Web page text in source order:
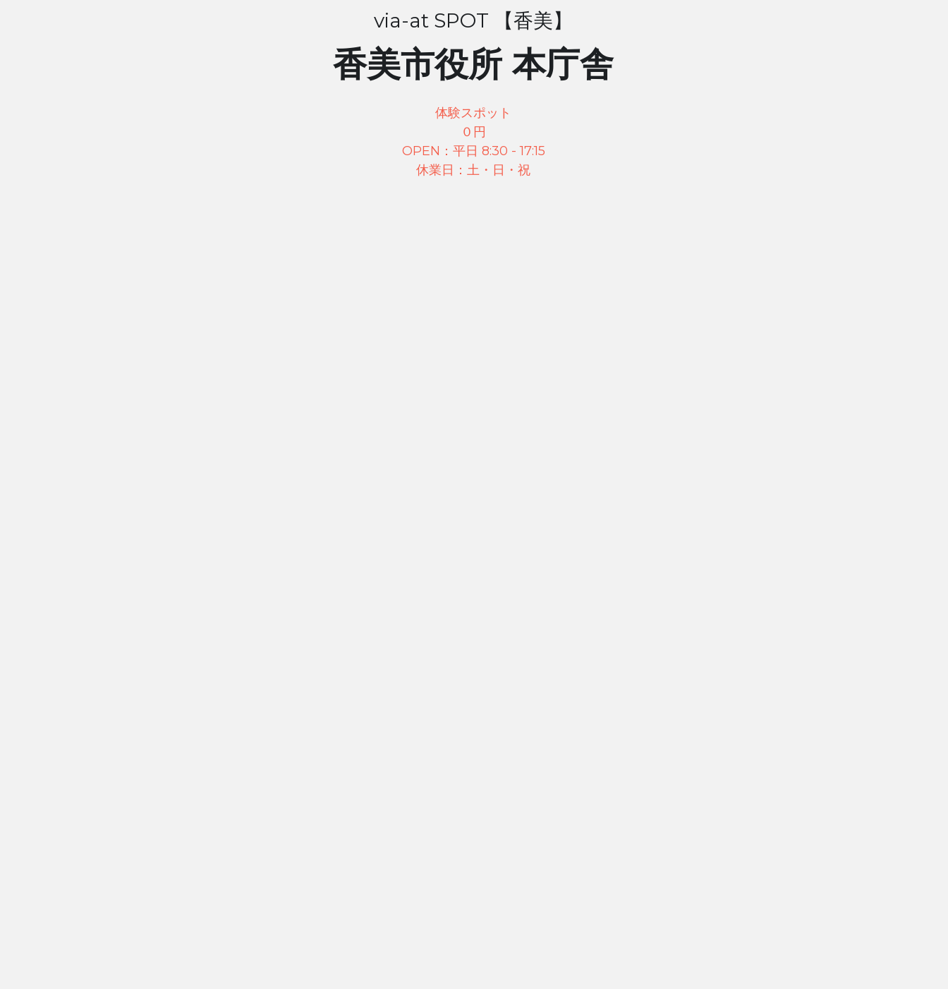
via-at SPOT 【香美】
香美市役所 本庁舎
体験スポット
０円
OPEN：平日 8:30 - 17:15
休業日：土・日・祝